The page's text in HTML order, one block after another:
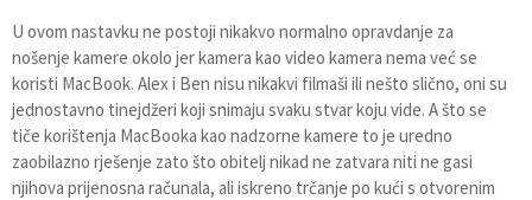
U ovom nastavku ne postoji nikakvo normalno opravdanje za
nošenje kamere okolo jer kamera kao video kamera nema već se
koristi MacBook. Alex i Ben nisu nikakvi filmaši ili nešto slično, oni su
jednostavno tinejdžeri koji snimaju svaku stvar koju vide. A što se
tiče korištenja MacBooka kao nadzorne kamere to je uredno
zaobilazno rješenje zato što obitelj nikad ne zatvara niti ne gasi
njihova prijenosna računala, ali iskreno trčanje po kući s otvorenim